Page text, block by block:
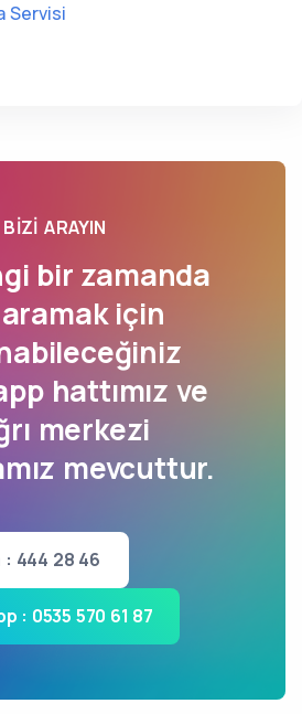
Servisi
BIZI ARAYIN
bir zamanda
için
hattımız ve
merkezi
mevcuttur.
: 444 28 46
: 0535 570 61 87